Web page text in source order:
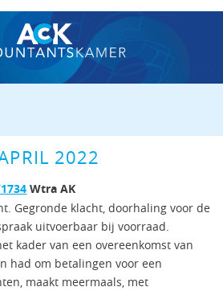
2022
Wtra AK
Gegronde klacht, doorhaling voor de
uitvoerbaar bij voorraad.
kader van een overeenkomst van
had om betalingen voor een
maakt meermaals, met